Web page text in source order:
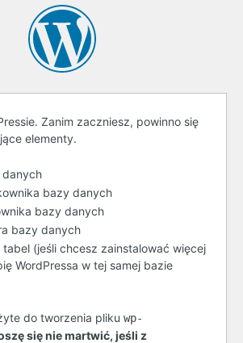
Zanim zaczniesz, powinno się
elementy.
bazy danych
bazy danych
bazy danych
tabel (jeśli chcesz zainstalować więcej
WordPressa w tej samej bazie
do tworzenia pliku wp-
się nie martwić, jeśli z